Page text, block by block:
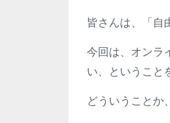
皆さんは、「自
今回は、オンラ
い、ということ
どういうことか